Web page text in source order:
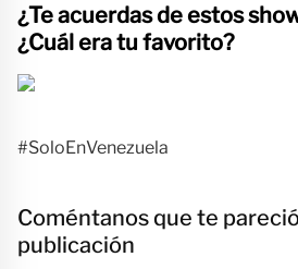
¿Te acuerdas de estos
¿Cuál era tu favorito?
#SoloEnVenezuela
Coméntanos que te
publicación